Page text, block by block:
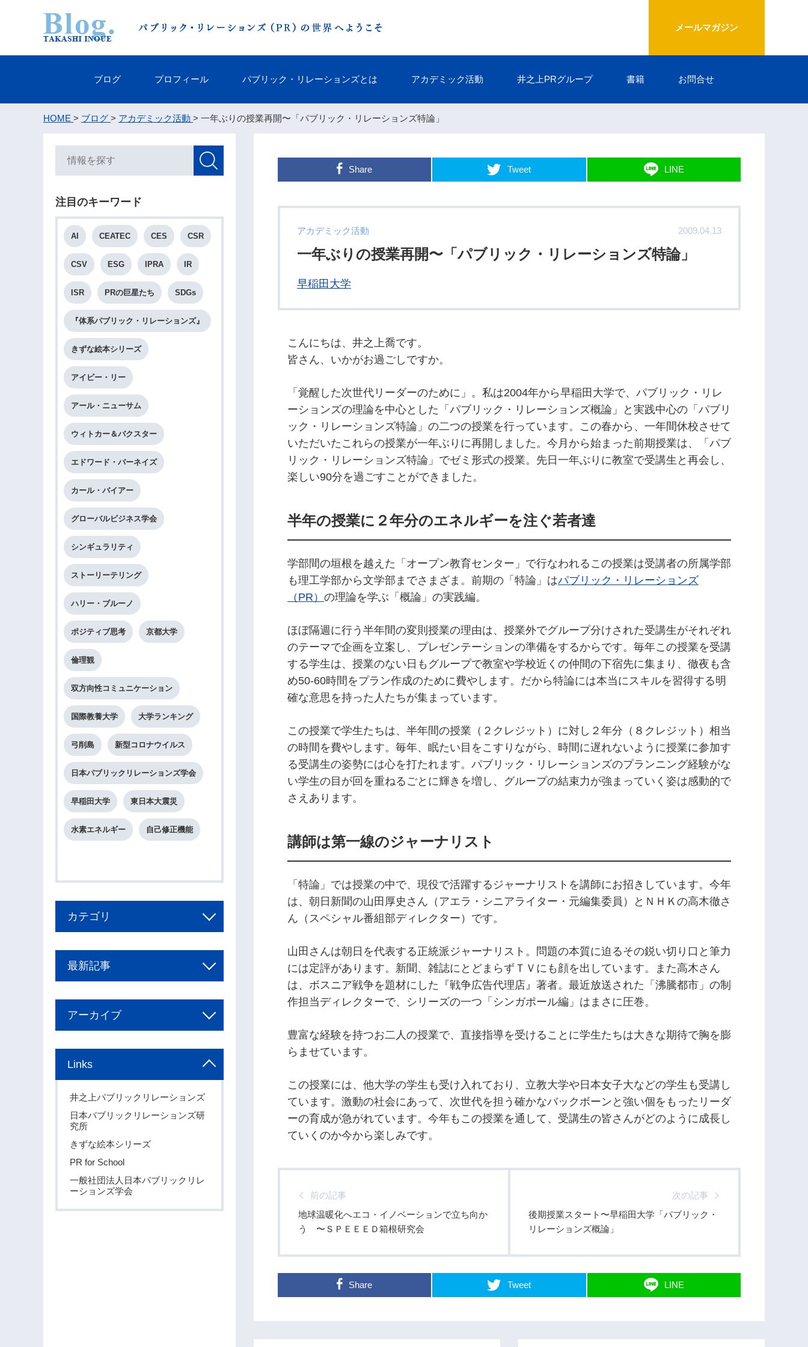
メールマガジン
ブログ プロフィール パブリック・リレーションズとは アカデミック活動 井之上PRグループ 書籍 お問合せ
HOME > ブログ > アカデミック活動 > 一年ぶりの授業再開〜「パブリック・リレーションズ特論」
Share Tweet LINE
アカデミック活動 2009.04.13
一年ぶりの授業再開〜「パブリック・リレーションズ特論」
早稲田大学
こんにちは、井之上喬です。
皆さん、いかがお過ごしですか。
「覚醒した次世代リーダーのために」。私は2004年から早稲田大学で、パブリック・リレ
ーションズの理論を中心とした「パブリック・リレーションズ概論」と実践中心の「パブリ
ック・リレーションズ特論」の二つの授業を行っています。この春から、一年間休校させて
いただいたこれらの授業が一年ぶりに再開しました。今月から始まった前期授業は、「パブ
リック・リレーションズ特論」でゼミ形式の授業。先日一年ぶりに教室で受講生と再会し、
楽しい90分を過ごすことができました。
半年の授業に２年分のエネルギーを注ぐ若者達
学部間の垣根を越えた「オープン教育センター」で行なわれるこの授業は受講者の所属学部
も理工学部から文学部までさまざま。前期の「特論」はパブリック・リレーションズ
（PR） の理論を学ぶ「概論」の実践編。
ほぼ隔週に行う半年間の変則授業の理由は、授業外でグループ分けされた受講生がそれぞれ
のテーマで企画を立案し、プレゼンテーションの準備をするからです。毎年この授業を受講
する学生は、授業のない日もグループで教室や学校近くの仲間の下宿先に集まり、徹夜も含
め50-60時間をプラン作成のために費やします。だから特論には本当にスキルを習得する明
確な意思を持った人たちが集まっています。
この授業で学生たちは、半年間の授業（２クレジット）に対し２年分（８クレジット）相当
の時間を費やします。毎年、眠たい目をこすりながら、時間に遅れないように授業に参加す
る受講生の姿勢には心を打たれます。パブリック・リレーションズのプランニング経験がな
い学生の目が回を重ねるごとに輝きを増し、グループの結束力が強まっていく姿は感動的で
さえあります。
講師は第一線のジャーナリスト
「特論」では授業の中で、現役で活躍するジャーナリストを講師にお招きしています。今年
は、朝日新聞の山田厚史さん（アエラ・シニアライター・元編集委員）とＮＨＫの高木徹さ
ん（スペシャル番組部ディレクター）です。
山田さんは朝日を代表する正統派ジャーナリスト。問題の本質に迫るその鋭い切り口と筆力
には定評があります。新聞、雑誌にとどまらずＴＶにも顔を出しています。また高木さん
は、ボスニア戦争を題材にした『戦争広告代理店』著者。最近放送された「沸騰都市」の制
作担当ディレクターで、シリーズの一つ「シンガポール編」はまさに圧巻。
豊富な経験を持つお二人の授業で、直接指導を受けることに学生たちは大きな期待で胸を膨
らませています。
この授業には、他大学の学生も受け入れており、立教大学や日本女子大などの学生も受講し
ています。激動の社会にあって、次世代を担う確かなバックボーンと強い個をもったリーダ
ーの育成が急がれています。今年もこの授業を通して、受講生の皆さんがどのように成長し
ていくのか今から楽しみです。
前の記事
地球温暖化へエコ・イノベーションで立ち向か
う 〜ＳＰＥＥＥＤ箱根研究会
次の記事
後期授業スタート〜早稲田大学「パブリック・
リレーションズ概論」
Share Tweet LINE
注目のキーワード
AI CEATEC CES CSR
CSV ESG IPRA IR
ISR PRの巨星たち SDGs
『体系パブリック・リレーションズ』
きずな絵本シリーズ
アイビー・リー
アール・ニューサム
ウィトカー＆バクスター
エドワード・バーネイズ
カール・バイアー
グローバルビジネス学会
シンギュラリティ
ストーリーテリング
ハリー・ブルーノ
ポジティブ思考 京都大学
倫理観
双方向性コミュニケーション
国際教養大学 大学ランキング
弓削島 新型コロナウイルス
日本パブリックリレーションズ学会
早稲田大学 東日本大震災
水素エネルギー 自己修正機能
カテゴリ
最新記事
アーカイブ
Links
井之上パブリックリレーションズ
日本パブリックリレーションズ研
究所
きずな絵本シリーズ
PR for School
一般社団法人日本パブリックリレ
ーションズ学会